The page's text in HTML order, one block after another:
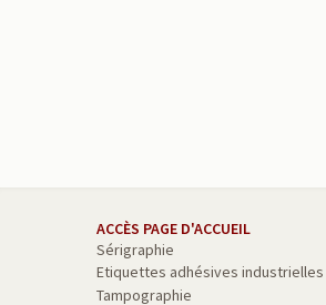
ACCÈS PAGE D'ACCUEIL
Sérigraphie
Etiquettes adhésives industrielles
Tampographie